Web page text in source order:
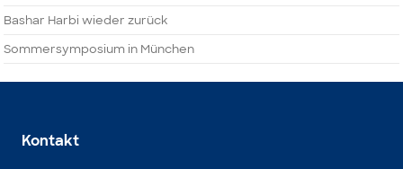
Bashar Harbi wieder zurück
Sommersymposium in München
Kontakt